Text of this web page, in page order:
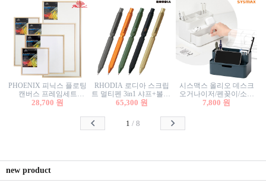
PHOENIX 피닉스 플로팅
캔버스 프레임세트
50x50cm/액자캔버스/인테
28,700 원
RHODIA 로디아 스크립
트 멀티펜 3in1 샤프+볼펜/
무광택 알루미늄 육각배
65,300 원
시스맥스 올리오 데스크
오거나이저/펜꽂이/소품
꽂이/소품함/정리함/수납
7,800 원
1 / 8
new product